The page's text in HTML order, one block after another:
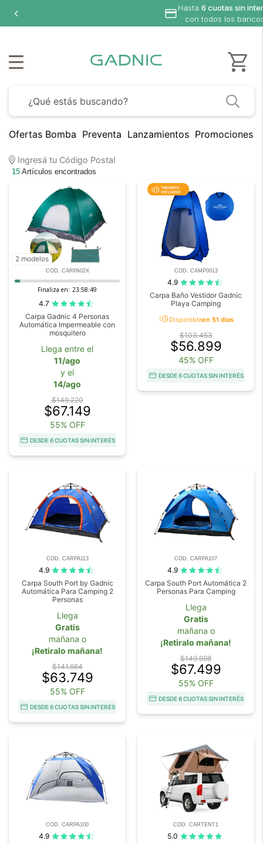
Ofertas Bomba Preventa Lanzamientos Promociones
Ingresá tu Código Postal
15 Artículos encontrados
2 modelos
COD. CARPA02X
Finaliza en: 23:58:49
4.7
Carpa Gadnic 4 Personas
Automática Impermeable con
mosquitero
Llega entre el
11/ago
y el
14/ago
$149.220
$67.149
55% OFF
DESDE 6 CUOTAS SIN INTERÉS
COD. CAMP0013
4.9
Carpa Baño Vestidor Gadnic
Playa Camping
acuteDisponibleen 51 días
$103.453
$56.899
45% OFF
DESDE 6 CUOTAS SIN INTERÉS
COD. CARPA113
4.9
Carpa South Port by Gadnic
Automática Para Camping 2
Personas
Llega
Gratis
mañana o
¡Retiralo mañana!
$141.664
$63.749
55% OFF
DESDE 6 CUOTAS SIN INTERÉS
COD. CARPA107
4.9
Carpa South Port Automática 2
Personas Para Camping
Llega
Gratis
mañana o
¡Retiralo mañana!
$149.998
$67.499
55% OFF
DESDE 6 CUOTAS SIN INTERÉS
COD. CARPA100
4.9
COD. CARTENT1
5.0